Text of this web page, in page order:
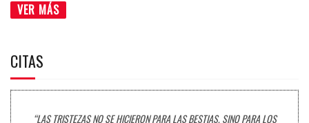
VER MÁS
CITAS
“LAS TRISTEZAS NO SE HICIERON PARA LAS BESTIAS, SINO PARA LOS